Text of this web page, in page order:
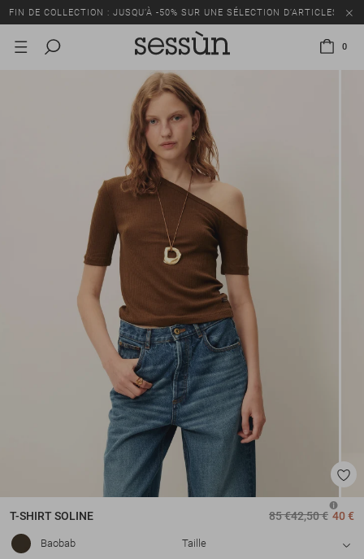
FIN DE COLLECTION : JUSQU’À -50% SUR UNE SÉLECTION D’ARTICLES
0
T-SHIRTSOLINE 85 €42,50 € 40 €
Baobab Taille